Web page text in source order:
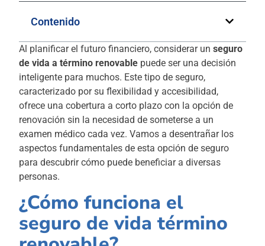
Contenido
Al planificar el futuro financiero, considerar unseguro
de vida a término renovable puede ser una decisión
inteligente para muchos. Este tipo de seguro,
caracterizado por su flexibilidad y accesibilidad,
ofrece una cobertura a corto plazo con la opción de
renovación sin la necesidad de someterse a un
examen médico cada vez. Vamos a desentrañar los
aspectos fundamentales de esta opción de seguro
para descubrir cómo puede beneficiar a diversas
personas.
¿Cómo funciona el
seguro de vida término